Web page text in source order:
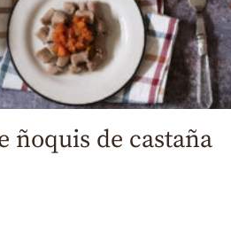
ñoquis de castaña